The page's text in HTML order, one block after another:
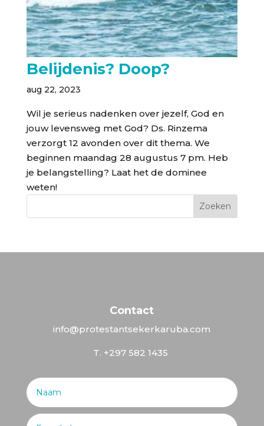
Belijdenis? Doop?
aug 22, 2023
Wil je serieus nadenken over jezelf, God en
jouw levensweg met God? Ds. Rinzema
verzorgt 12 avonden over dit thema. We
beginnen maandag 28 augustus 7 pm. Heb
je belangstelling? Laat het de dominee
weten!
Zoeken
Contact
info@protestantsekerkaruba.com
T. +297 582 1435